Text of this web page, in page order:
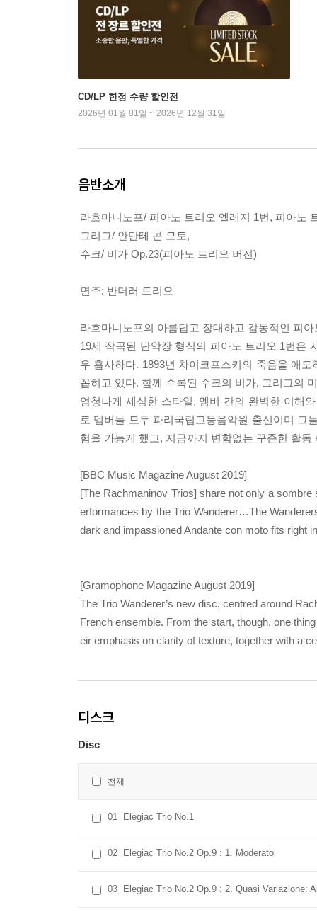
CD/LP 한정 수량 할인전
2026년 01월 01일 ~ 2026년 12월 31일
음반소개
라흐마니노프/ 피아노 트리오 엘레지 1번, 피아노
그리그/ 안단테 콘 모토,
수크/ 비가 Op.23(피아노 트리오 버전)
연주: 반더러 트리오
라흐마니노프의 아름답고 장대하고 감동적인 피
19세 작곡된 단악장 형식의 피아노 트리오 1번은
우 흡사하다. 1893년 차이코프스키의 죽음을 애
꼽히고 있다. 함께 수록된 수크의 비가, 그리그의
엄청나게 세심한 스타일, 멤버 간의 완벽한 이해
로 멤버들 모두 파리국립고등음악원 출신이며 그
험을 가능케 했고, 지금까지 변함없는 꾸준한 활
[BBC Music Magazine August 2019]
[The Rachmaninov Trios] share not only a
erformances by the Trio Wanderer…The
dark and impassioned Andante con moto fits right
[Gramophone Magazine August 2019]
The Trio Wanderer’s new disc, centred around
French ensemble. From the start, though, one
eir emphasis on clarity of texture, together with a
디스크
Disc
전체
01 Elegiac Trio No.1
02 Elegiac Trio No.2 Op.9 : 1. Moderato
03 Elegiac Trio No.2 Op.9 : 2. Quasi Variazione: